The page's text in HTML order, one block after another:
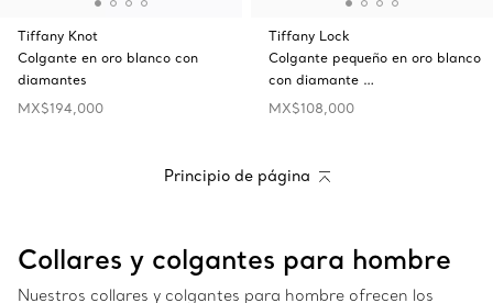
Tiffany Knot
Colgante en oro blanco con
diamantes
MX$194,000
Tiffany Lock
Colgante pequeño en oro blanco
con diamante …
MX$108,000
Principio de página
Collares y colgantes para hombre
Nuestros collares y colgantes para hombre ofrecen los